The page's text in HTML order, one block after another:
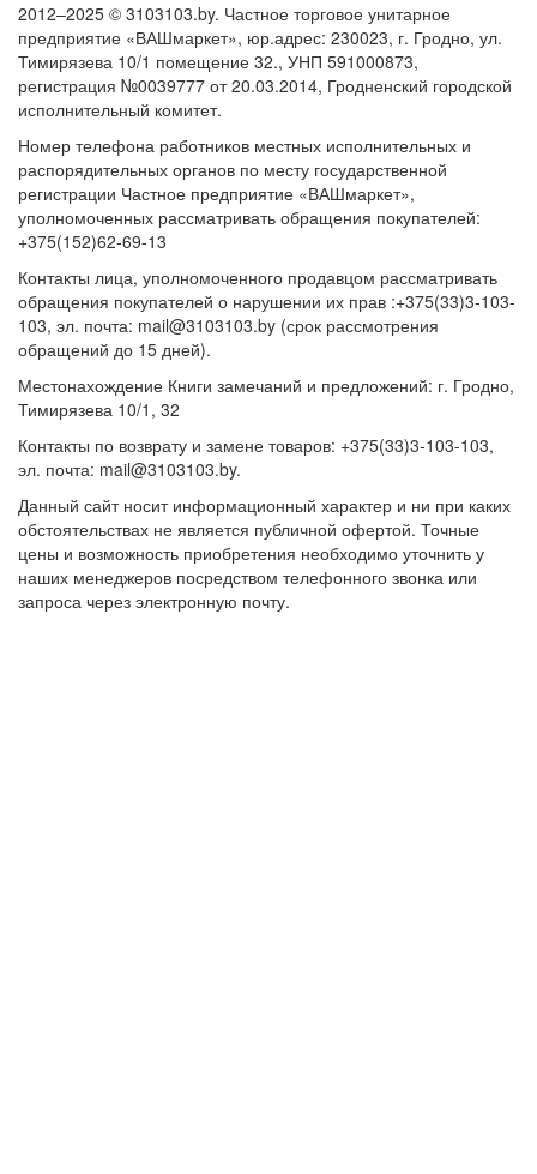
2012–2025 © 3103103.by. Частное торговое унитарное
предприятие «ВАШмаркет», юр.адрес: 230023, г. Гродно, ул.
Тимирязева 10/1 помещение 32., УНП 591000873,
регистрация №0039777 от 20.03.2014, Гродненский городской
исполнительный комитет.
Номер телефона работников местных исполнительных и
распорядительных органов по месту государственной
регистрации Частное предприятие «ВАШмаркет»,
уполномоченных рассматривать обращения покупателей:
+375(152)62-69-13
Контакты лица, уполномоченного продавцом рассматривать
обращения покупателей о нарушении их прав :+375(33)3-103-
103, эл. почта: mail@3103103.by (срок рассмотрения
обращений до 15 дней).
Местонахождение Книги замечаний и предложений: г. Гродно,
Тимирязева 10/1, 32
Контакты по возврату и замене товаров: +375(33)3-103-103,
эл. почта: mail@3103103.by.
Данный сайт носит информационный характер и ни при каких
обстоятельствах не является публичной офертой. Точные
цены и возможность приобретения необходимо уточнить у
наших менеджеров посредством телефонного звонка или
запроса через электронную почту.